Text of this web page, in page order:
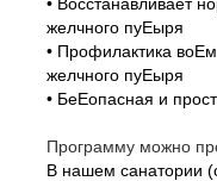
желчного пуЕыря
• Профилактика
желчного пуЕыря
• БеЕопасная и
Программу можно
В нашем санатории